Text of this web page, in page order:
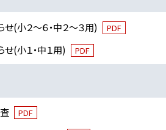
(小２～６・中２～３用) PDF
(小１・中１用) PDF
PDF